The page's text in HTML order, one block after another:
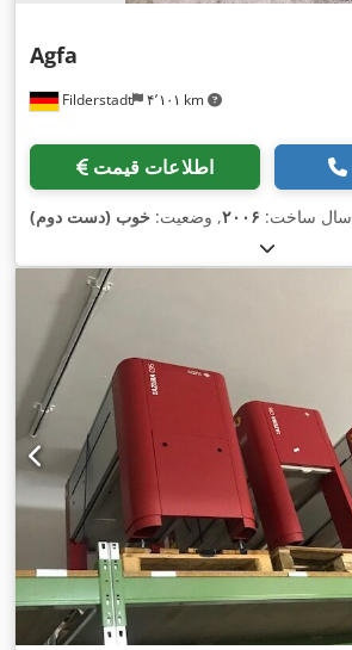
Filderstadt ۴٬۱۰۱ km
Agfa
اطلاعات قیمت
سال ساخت: ۲۰۰۶, وضعیت: خوب (دست دوم)